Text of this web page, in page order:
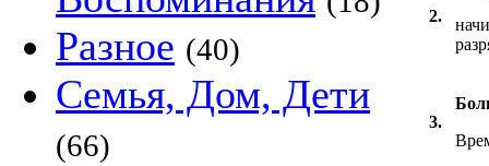
Разное (40)
Семья, Дом, Дети
(66)
2.
3.